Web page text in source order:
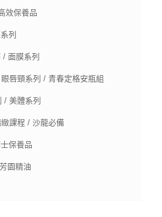
效保養品
列
面膜系列
唇頸系列 / 青春定格安瓶組
/ 美體系列
課程 / 沙龍必備
保養品
園精油